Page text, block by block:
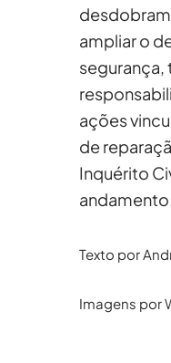
ampliar o
segurança,
ações
de
Inquérito
Texto por
Imagens por